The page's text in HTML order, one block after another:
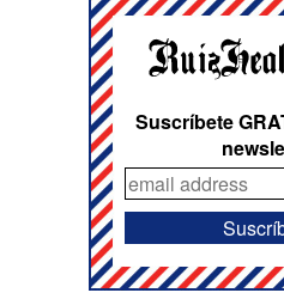
Suscríbete